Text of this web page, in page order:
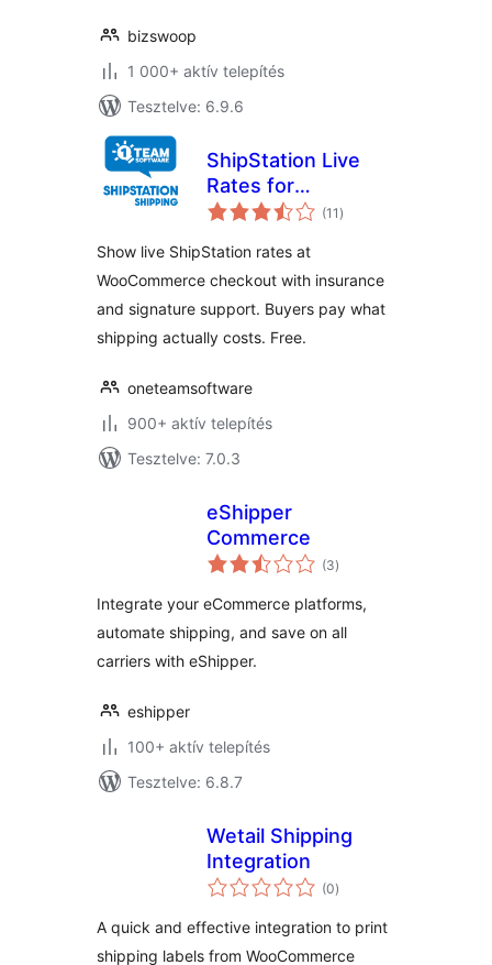
bizswoop
1 000+ aktív telepítés
Tesztelve: 6.9.6
ShipStation Live
Rates for
WooCommerce
(11 értékelés
összesen
)
Show live ShipStation rates at
WooCommerce checkout with insurance
and signature support. Buyers pay what
shipping actually costs. Free.
oneteamsoftware
900+ aktív telepítés
Tesztelve: 7.0.3
eShipper
Commerce
(3értékelés
összesen
)
Integrate your eCommerce platforms,
automate shipping, and save on all
carriers with eShipper.
eshipper
100+ aktív telepítés
Tesztelve: 6.8.7
Wetail Shipping
Integration
(0értékelés
összesen
)
A quick and effective integration to print
shipping labels from WooCommerce